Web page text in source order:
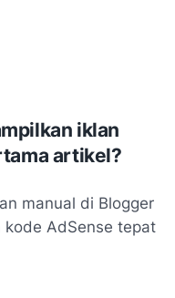
iklan
artikel?
manual di Blogger
kode AdSense tepat